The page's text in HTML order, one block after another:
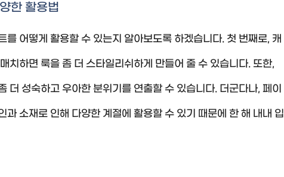
한 활용법
를 어떻게 활용할 수 있는지 알아보도록 하겠습니다. 첫 번째로, 캐
치하면 룩을 좀 더 스타일리쉬하게 만들어 줄 수 있습니다. 또한,
더 성숙하고 우아한 분위기를 연출할 수 있습니다. 더군다나, 페이
과 소재로 인해 다양한 계절에 활용할 수 있기 때문에 한 해 내내 입